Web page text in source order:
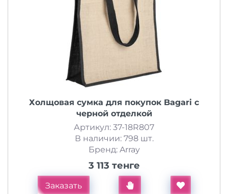
Холщовая сумка для покупок Bagari с
черной отделкой
Артикул: 37-18R807
В наличии: 798 шт.
Бренд: Array
3 113 тенге
Заказать